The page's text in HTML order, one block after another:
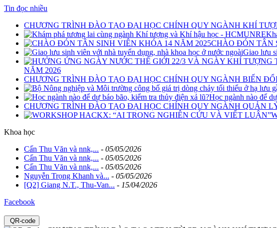
Tin đọc nhiều
CHƯƠNG TRÌNH ĐÀO TẠO ĐẠI HỌC CHÍNH QUY NGÀNH KHÍ
CHÀO ĐÓN TÂN
Giao lưu
NĂM 2026
CHƯƠNG TRÌNH ĐÀO TẠO ĐẠI HỌC CHÍNH QUY NGÀNH BIẾN
Học ngành nào để
CHƯƠNG TRÌNH ĐÀO TẠO ĐẠI HỌC CHÍNH QUY NGÀNH QUẢN
Khoa học
Cấn Thu Văn và nnk,... - 05/05/2026
Cấn Thu Văn và nnk,... - 05/05/2026
Cấn Thu Văn và nnk,... - 05/05/2026
Nguyễn Trọng Khanh và... - 05/05/2026
[Q2] Giang N.T., Thu-Van... - 15/04/2026
Facebook
QR-code